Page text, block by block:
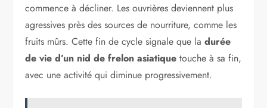
commence à décliner. Les ouvrières deviennent plus
agressives près des sources de nourriture, comme les
fruits mûrs. Cette fin de cycle signale que ladurée
de vie d’un nid de frelon asiatique touche à sa fin,
avec une activité qui diminue progressivement.